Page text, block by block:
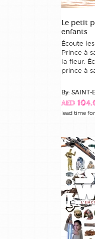
Le petit
enfants
Écoute
Prince à
la fleur.
prince à
By: SAINT-
AED
lead time